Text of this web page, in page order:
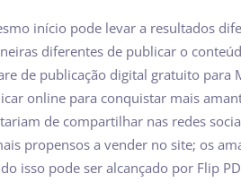
início pode levar a resultados
diferentes de publicar o
de publicação digital gratuito para
online para conquistar mais
de compartilhar nas redes
propensos a vender no site; os
isso pode ser alcançado por Flip